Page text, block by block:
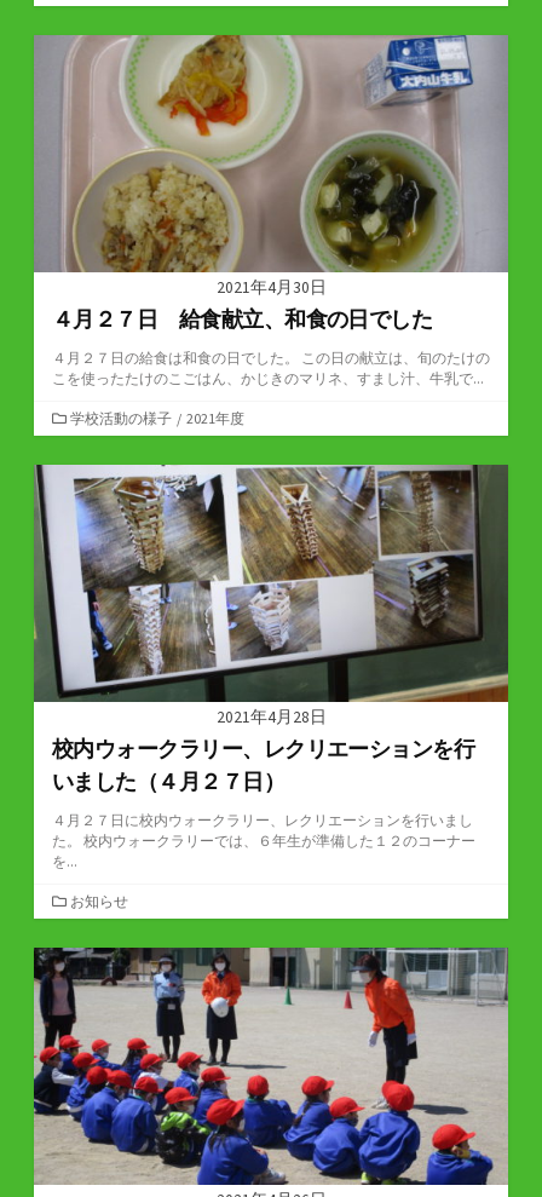
テ
ゴ
リ
2021年4月30日
４月２７日 給食献立、和食の日でした
４月２７日の給食は和食の日でした。 この日の献立は、旬のたけの
こを使ったたけのこごはん、かじきのマリネ、すまし汁、牛乳で...
カ
テ
ゴ
リ
学校活動の様子 / 2021年度
2021年4月28日
校内ウォークラリー、レクリエーションを行
いました（４月２７日）
４月２７日に校内ウォークラリー、レクリエーションを行いまし
た。 校内ウォークラリーでは、６年生が準備した１２のコーナー
を...
カ
テ
ゴ
リ
ー
お知らせ